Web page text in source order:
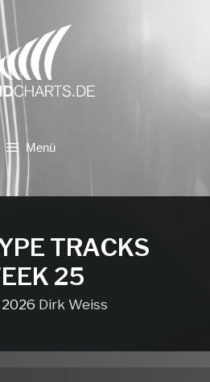
Menü
TRACKS
25
2026 Dirk Weiss